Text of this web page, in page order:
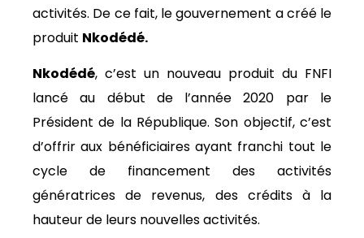
activités. De ce fait, le gouvernement a créé le
produit Nkodédé.
Nkodédé, c’est un nouveau produit du FNFI
lancé au début de l’année 2020 par le
Président de la République. Son objectif, c’est
d’offrir aux bénéficiaires ayant franchi tout le
cycle de financement des activités
génératrices de revenus, des crédits à la
hauteur de leurs nouvelles activités.